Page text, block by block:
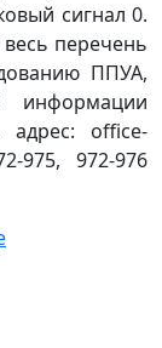
сигнал 0.
перечень
ППУА,
информации
office-
975, 972-976